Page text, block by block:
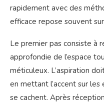
rapidement avec des
efficace repose souvent
Le premier pas consiste à
approfondie de l’espace
méticuleux. L’aspiration
en mettant l’accent sur les
se cachent. Après